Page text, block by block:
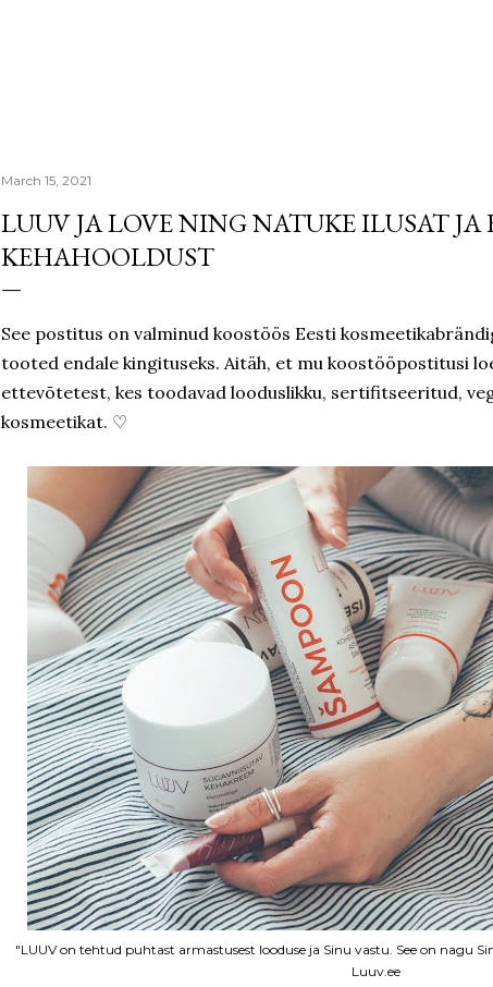
March 15, 2021
LUUV JA LOVE NING NATUKE ILUSAT JA
KEHAHOOLDUST
See postitus on valminud koostöös Eesti
tooted endale kingituseks. Aitäh, et mu koostööpostitusi
ettevõtetest, kes toodavad looduslikku, sertifitseeritud,
kosmeetikat. ♡
"LUUV on tehtud puhtast armastusest looduse ja Sinu vastu. See on nagu
Luuv.ee